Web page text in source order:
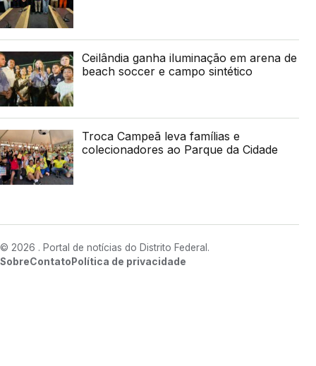
Ceilândia ganha iluminação em arena de
beach soccer e campo sintético
Troca Campeã leva famílias e
colecionadores ao Parque da Cidade
© 2026 . Portal de notícias do Distrito Federal.
SobreContato Política de privacidade